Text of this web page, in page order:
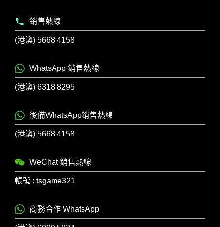
銷售熱線
(港澳) 5668 4158
WhatsApp 銷售熱線
(港澳) 6318 8295
後備WhatsApp銷售熱線
(港澳) 5668 4158
WeChat 銷售熱線
帳號 : tsgame321
商務合作 WhatsApp